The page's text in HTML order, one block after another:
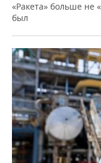
«Ракета» больше не
был